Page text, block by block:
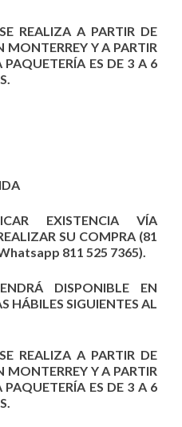
REALIZA A PARTIR DE
MONTERREY Y A PARTIR
ES DE 3 A 6
EXISTENCIA VÍA
SU COMPRA (81
811 525 7365).
DISPONIBLE EN
HÁBILES SIGUIENTES AL
REALIZA A PARTIR DE
MONTERREY Y A PARTIR
ES DE 3 A 6